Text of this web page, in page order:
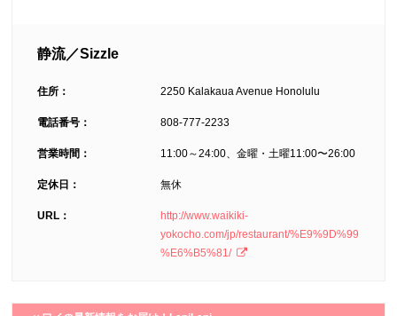
静流／Sizzle
住所： 2250 Kalakaua Avenue Honolulu
電話番号： 808-777-2233
営業時間： 11:00～24:00、金曜・土曜11:00〜26:00
定休日： 無休
URL：
http://www.waikiki-
yokocho.com/jp/restaurant/%E9%9D%99
%E6%B5%81/